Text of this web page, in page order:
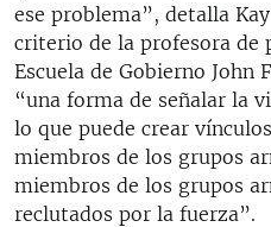
ese problema”, detalla
criterio de la profesora de
Escuela de Gobierno John
“una forma de señalar la
lo que puede crear
miembros de los grupos
miembros de los grupos
reclutados por la fuerza”.